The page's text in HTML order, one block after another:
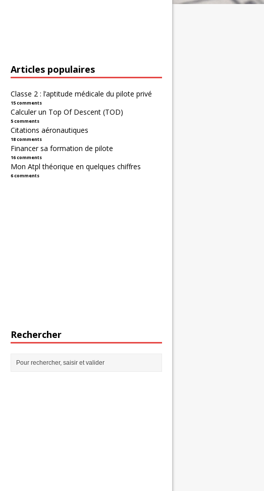
Articles populaires
Classe 2 : l’aptitude médicale du pilote privé
15 comments
Calculer un Top Of Descent (TOD)
5 comments
Citations aéronautiques
18 comments
Financer sa formation de pilote
16 comments
Mon Atpl théorique en quelques chiffres
6 comments
Rechercher